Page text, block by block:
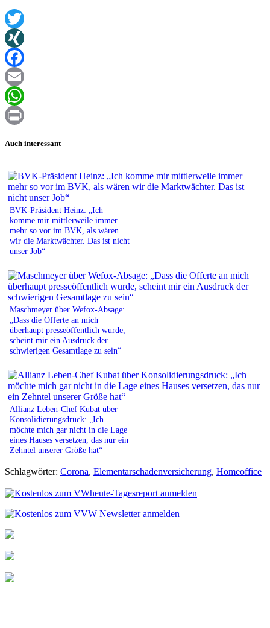
Twitter
XING
Facebook
Email
WhatsApp
Auch interessant
BVK-Präsident Heinz: „Ich
komme mir mittlerweile immer
mehr so vor im BVK, als wären
wir die Marktwächter. Das ist nicht
unser Job“
Maschmeyer über Wefox-Absage:
„Dass die Offerte an mich
überhaupt presseöffentlich wurde,
scheint mir ein Ausdruck der
schwierigen Gesamtlage zu sein“
Allianz Leben-Chef Kubat über
Konsolidierungsdruck: „Ich
möchte mich gar nicht in die Lage
eines Hauses versetzen, das nur ein
Zehntel unserer Größe hat“
Schlagwörter: Corona, Elementarschadenversicherung, Homeoffice